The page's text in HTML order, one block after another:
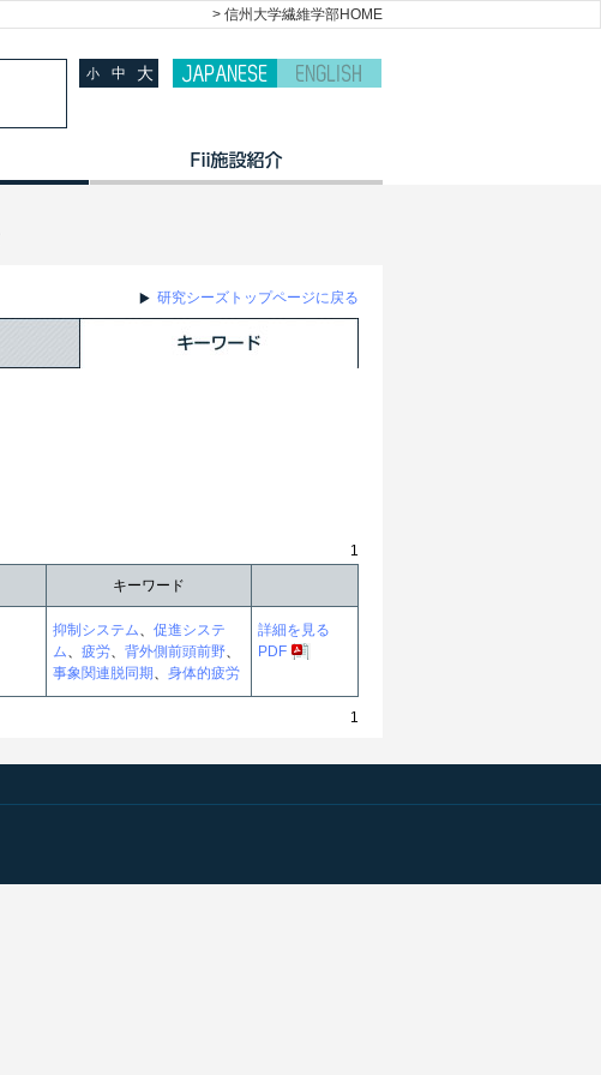
> 信州大学繊維学部HOME
小 中 大
研究シーズトップページに戻る
1
キーワード
抑制システム、 促進システ
ム、 疲労、 背外側前頭前野、
事象関連脱同期、 身体的疲労
詳細を見る
PDF
1